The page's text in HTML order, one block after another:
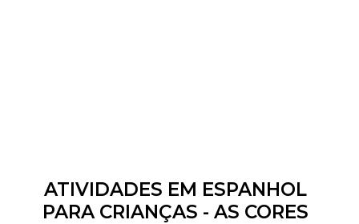
ATIVIDADES EM ESPANHOL
PARA CRIANÇAS - AS CORES